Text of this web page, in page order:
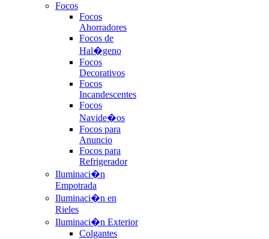
Focos
Focos
Ahorradores
Focos de
Hal�geno
Focos
Decorativos
Focos
Incandescentes
Focos
Navide�os
Focos para
Anuncio
Focos para
Refrigerador
Iluminaci�n
Empotrada
Iluminaci�n en
Rieles
Iluminaci�n Exterior
Colgantes